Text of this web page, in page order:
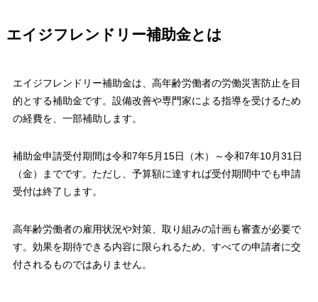
エイジフレンドリー補助金とは
エイジフレンドリー補助金は、高年齢労働者の労働災害防止を目
的とする補助金です。設備改善や専門家による指導を受けるため
の経費を、一部補助します。
補助金申請受付期間は令和7年5月15日（木）～令和7年10月31日
（金）までです。ただし、予算額に達すれば受付期間中でも申請
受付は終了します。
高年齢労働者の雇用状況や対策、取り組みの計画も審査が必要で
す。効果を期待できる内容に限られるため、すべての申請者に交
付されるものではありません。